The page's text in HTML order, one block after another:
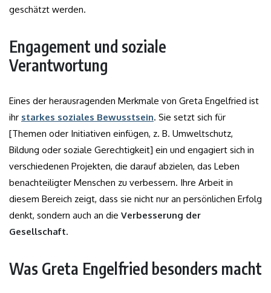
geschätzt werden.
Engagement und soziale
Verantwortung
Eines der herausragenden Merkmale von Greta Engelfried ist
ihr starkes soziales Bewusstsein. Sie setzt sich für
[Themen oder Initiativen einfügen, z. B. Umweltschutz,
Bildung oder soziale Gerechtigkeit] ein und engagiert sich in
verschiedenen Projekten, die darauf abzielen, das Leben
benachteiligter Menschen zu verbessern. Ihre Arbeit in
diesem Bereich zeigt, dass sie nicht nur an persönlichen Erfolg
denkt, sondern auch an die Verbesserung der
Gesellschaft.
Was Greta Engelfried besonders macht